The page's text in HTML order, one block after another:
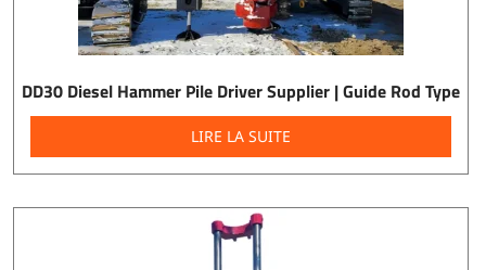
DD30 Diesel Hammer Pile Driver Supplier | Guide Rod Type
LIRE LA SUITE